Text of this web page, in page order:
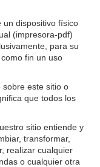
un dispositivo físico
(impresora-pdf)
para su
fin un uso
sobre este sitio o
que todos los
sitio entiende y
transformar,
realizar cualquier
o cualquier otra